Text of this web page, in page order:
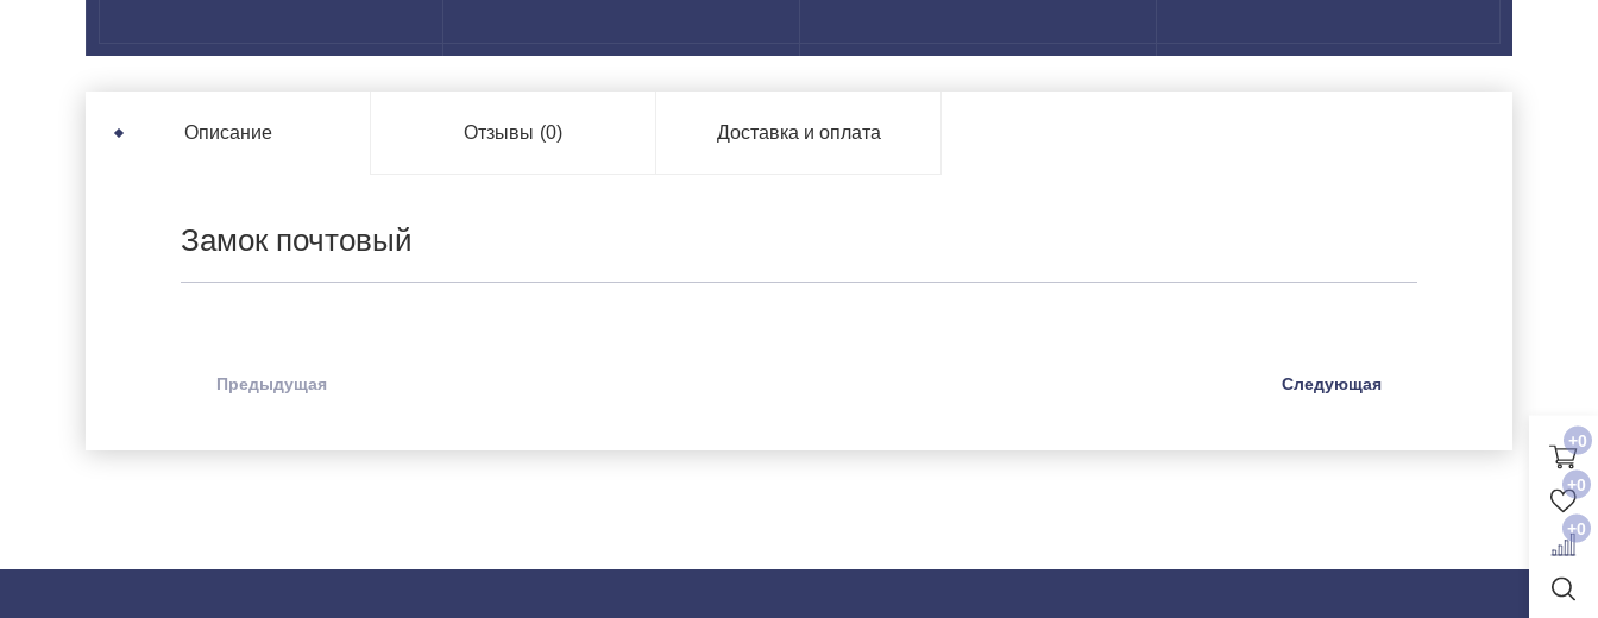
Описание Отзывы (0) Доставка и оплата
Замок почтовый
Предыдущая Следующая
+0
+0
+0